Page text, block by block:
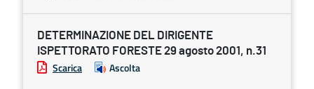
DETERMINAZIONE DEL DIRIGENTE
ISPETTORATO FORESTE 29 agosto 2001, n.31
Scarica Ascolta